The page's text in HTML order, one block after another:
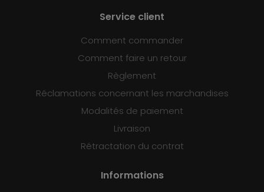
Service client
Comment commander
Comment faire un retour
Règlement
Réclamations concernant les marchandises
Modalités de paiement
Livraison
Rétractation du contrat
Informations